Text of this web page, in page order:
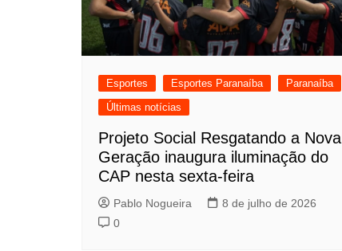
Esportes Esportes Paranaíba
Paranaíba
Últimas notícias
Projeto Social Resgatando a Nova
Geração inaugura iluminação do
CAP nesta sexta-feira
Pablo Nogueira
8 de julho de 2026
0